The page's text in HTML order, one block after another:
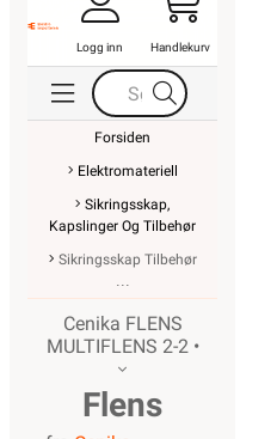
Logg inn Handlekurv
Forsiden
Elektromateriell
Sikringsskap,
Kapslinger Og Tilbehør
Sikringsskap Tilbehør
Cenika FLENS
MULTIFLENS 2-2 •
Flens